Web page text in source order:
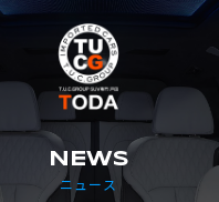
ニュース
NEWS